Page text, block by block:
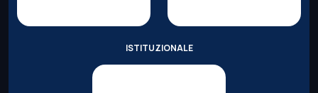
ISTITUZIONALE